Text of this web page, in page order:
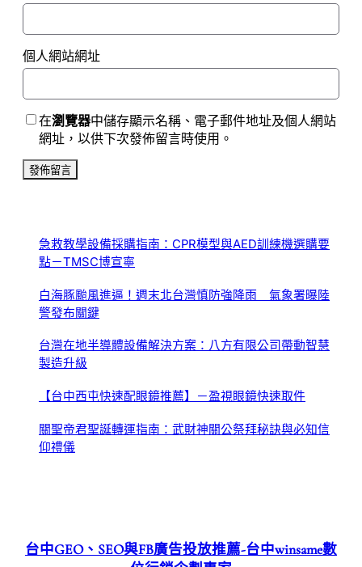
個人網站網址
在瀏覽器中儲存顯示名稱、電子郵件地址及個人網站
網址，以供下次發佈留言時使用。
急救教學設備採購指南：CPR模型與AED訓練機選購要
點－TMSC博宣寧
白海豚颱風進逼！週末北台灣慎防強降雨 氣象署曝陸
警發布關鍵
台灣在地半導體設備解決方案：八方有限公司帶動智慧
製造升級
【台中西屯快速配眼鏡推薦】－盈視眼鏡快速取件
關聖帝君聖誕轉運指南：武財神關公祭拜秘訣與必知信
仰禮儀
台中GEO、SEO與FB廣告投放推薦-台中winsame數